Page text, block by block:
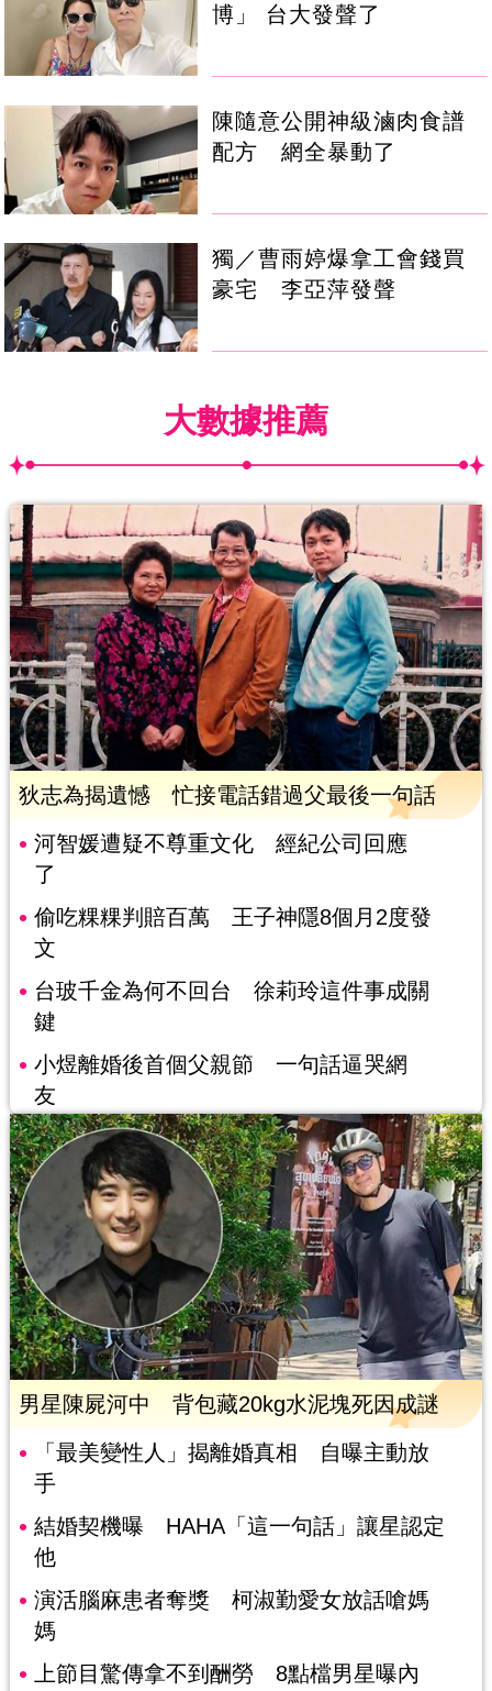
博」 台大發聲了
陳隨意公開神級滷肉食譜
配方 網全暴動了
獨／曹雨婷爆拿工會錢買
豪宅 李亞萍發聲
大數據推薦
狄志為揭遺憾 忙接電話錯過父最後一句話
河智媛遭疑不尊重文化 經紀公司回應
了
偷吃粿粿判賠百萬 王子神隱8個月2度發
文
台玻千金為何不回台 徐莉玲這件事成關
鍵
小煜離婚後首個父親節 一句話逼哭網
友
男星陳屍河中 背包藏20kg水泥塊死因成謎
「最美變性人」揭離婚真相 自曝主動放
手
結婚契機曝 HAHA「這一句話」讓星認定
他
演活腦麻患者奪獎 柯淑勤愛女放話嗆媽
媽
上節目驚傳拿不到酬勞 8點檔男星曝內